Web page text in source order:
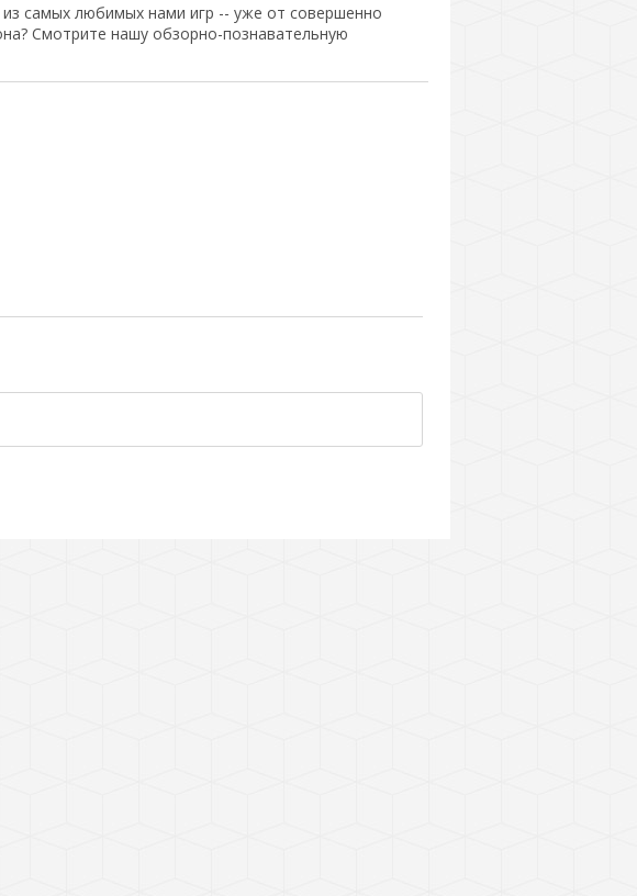
самых любимых нами игр -- уже от совершенно
Смотрите нашу обзорно-познавательную